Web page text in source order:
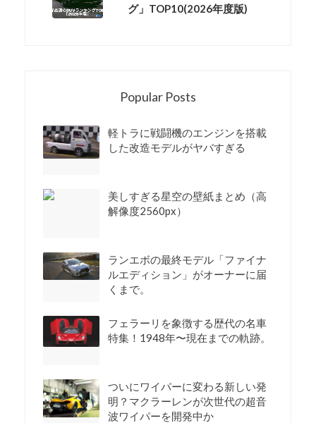
グ」TOP10(2026年度版)
Popular Posts
軽トラに戦闘機のエンジンを搭載
した改造モデルがヤバすぎる
美しすぎる星空の壁紙まとめ（高
解像度2560px）
ランエボの最終モデル「ファイナ
ルエディション」がオーナーに届
くまで。
フェラーリを象徴する歴代の名車
特集！1948年〜現在までの軌跡。
ついにワイパーに変わる新しい発
明？マクラーレンが次世代の超音
波ワイパーを開発中か